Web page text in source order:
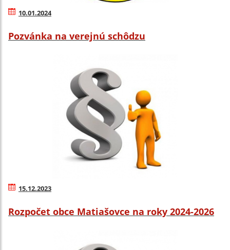
10.01.2024
Pozvánka na verejnú schôdzu
15.12.2023
Rozpočet obce Matiašovce na roky 2024-2026